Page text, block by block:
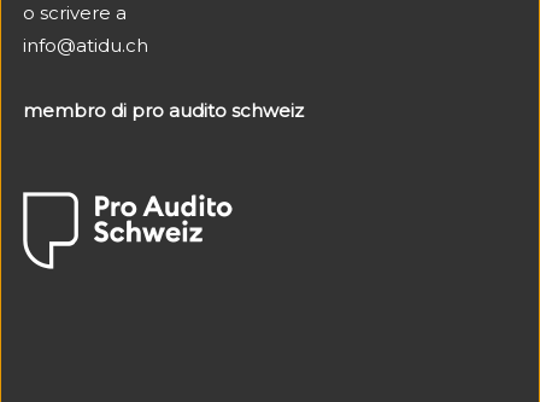
o scrivere a
info@atidu.ch
membro di pro audito schweiz